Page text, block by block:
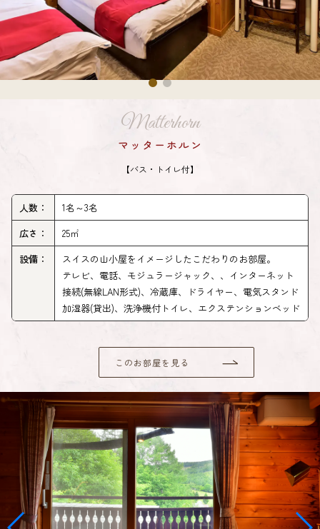
Matterhorn
マッターホルン
【バス・トイレ付】
人数：
1名～3名
広さ：
25㎡
設備：
スイスの山小屋をイメージしたこだわりのお部屋。
テレビ、電話、モジュラージャック、、インターネット
接続(無線LAN形式)、冷蔵庫、ドライヤー、電気スタンド
加湿器(貸出)、洗浄機付トイレ、エクステンションベッド
このお部屋を見る